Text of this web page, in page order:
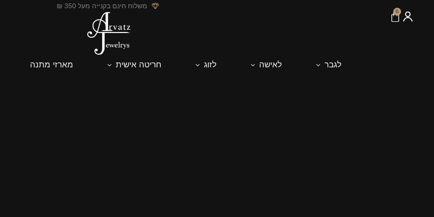
משלוח חינם בקנייה מעל 350 ₪
0
לגבר לאישה לזוג חריטה אישית מארזי מתנה